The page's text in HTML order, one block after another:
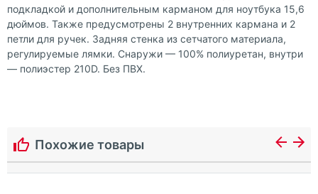
подкладкой и дополнительным карманом для ноутбука 15,6
дюймов. Также предусмотрены 2 внутренних кармана и 2
петли для ручек. Задняя стенка из сетчатого материала,
регулируемые лямки. Снаружи — 100% полиуретан, внутри
— полиэстер 210D. Без ПВХ.
Похожие товары